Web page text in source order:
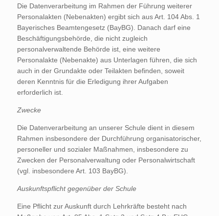
Die Datenverarbeitung im Rahmen der Führung weiterer
Personalakten (Nebenakten) ergibt sich aus Art. 104 Abs. 1
Bayerisches Beamtengesetz (BayBG). Danach darf eine
Beschäftigungsbehörde, die nicht zugleich
personalverwaltende Behörde ist, eine weitere
Personalakte (Nebenakte) aus Unterlagen führen, die sich
auch in der Grundakte oder Teilakten befinden, soweit
deren Kenntnis für die Erledigung ihrer Aufgaben
erforderlich ist.
Zwecke
Die Datenverarbeitung an unserer Schule dient in diesem
Rahmen insbesondere der Durchführung organisatorischer,
personeller und sozialer Maßnahmen, insbesondere zu
Zwecken der Personalverwaltung oder Personalwirtschaft
(vgl. insbesondere Art. 103 BayBG).
Auskunftspflicht gegenüber der Schule
Eine Pflicht zur Auskunft durch Lehrkräfte besteht nach